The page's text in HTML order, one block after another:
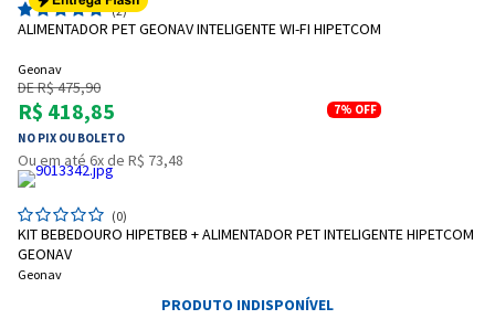
(2)
ALIMENTADOR PET GEONAV INTELIGENTE WI-FI HIPETCOM
Geonav
DE R$ 475,90
R$ 418,85
NO PIX OU BOLETO
7% OFF
Ou em até 6x de R$ 73,48
(0)
KIT BEBEDOURO HIPETBEB + ALIMENTADOR PET INTELIGENTE HIPETCOM
GEONAV
Geonav
PRODUTO INDISPONÍVEL